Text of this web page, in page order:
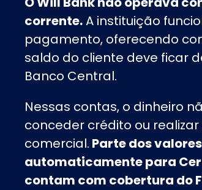
corrente.A instituição
pagamento, oferecendo
saldo do cliente deve ficar
Banco Central.
Nessas contas, o dinheiro
conceder crédito ou
comercial. Parte dos
automaticamente para
contam com cobertura do